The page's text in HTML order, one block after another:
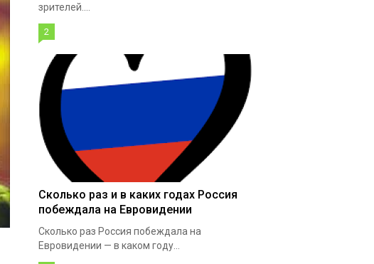
зрителей....
2
Сколько раз и в каких годах Россия
побеждала на Евровидении
Сколько раз Россия побеждала на
Евровидении — в каком году...